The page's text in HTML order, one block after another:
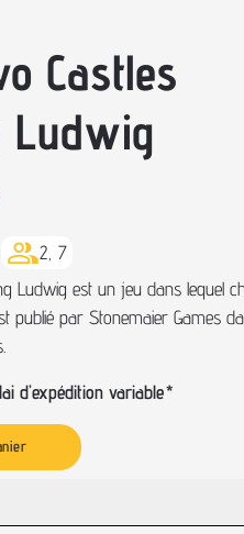
Castles
Ludwig
2, 7
Ludwig est un jeu dans lequel
publié par Stonemaier Games
d’expédition variable*